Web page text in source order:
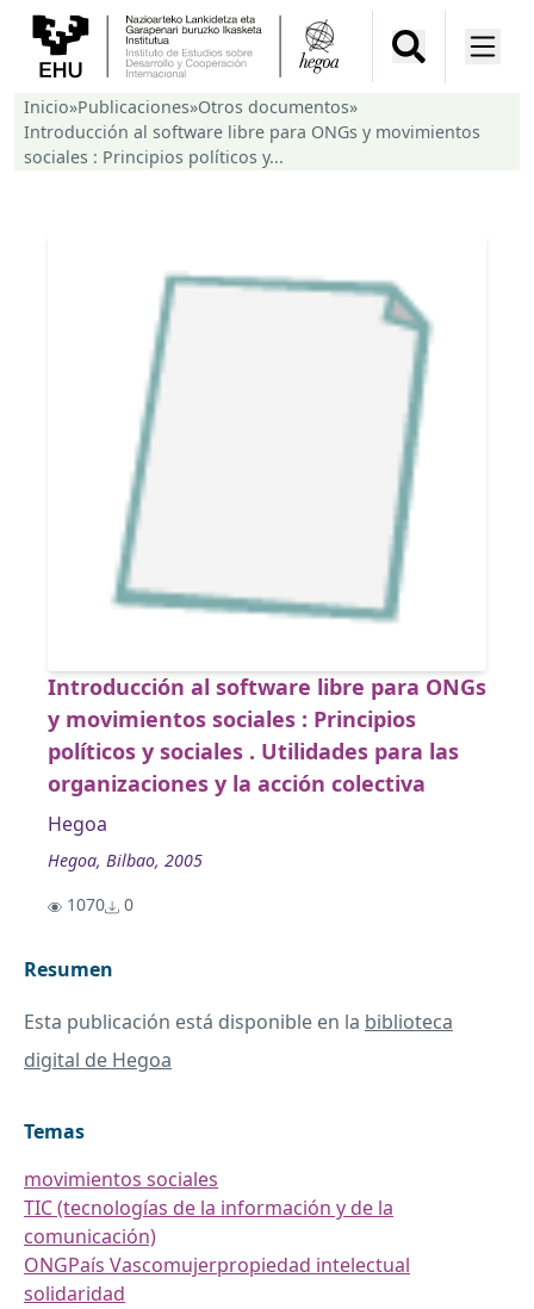
Inicio»Publicaciones»Otros documentos»
Introducción al software libre para ONGs y movimientos
sociales : Principios políticos y...
Introducción al software libre para ONGs
y movimientos sociales : Principios
políticos y sociales . Utilidades para las
organizaciones y la acción colectiva
Hegoa
Hegoa, Bilbao, 2005
1070
0
Resumen
Esta publicación está disponible en la biblioteca
digital de Hegoa
Temas
movimientos sociales
TIC (tecnologías de la información y de la
comunicación)
ONGPaís Vascomujerpropiedad intelectual
solidaridad